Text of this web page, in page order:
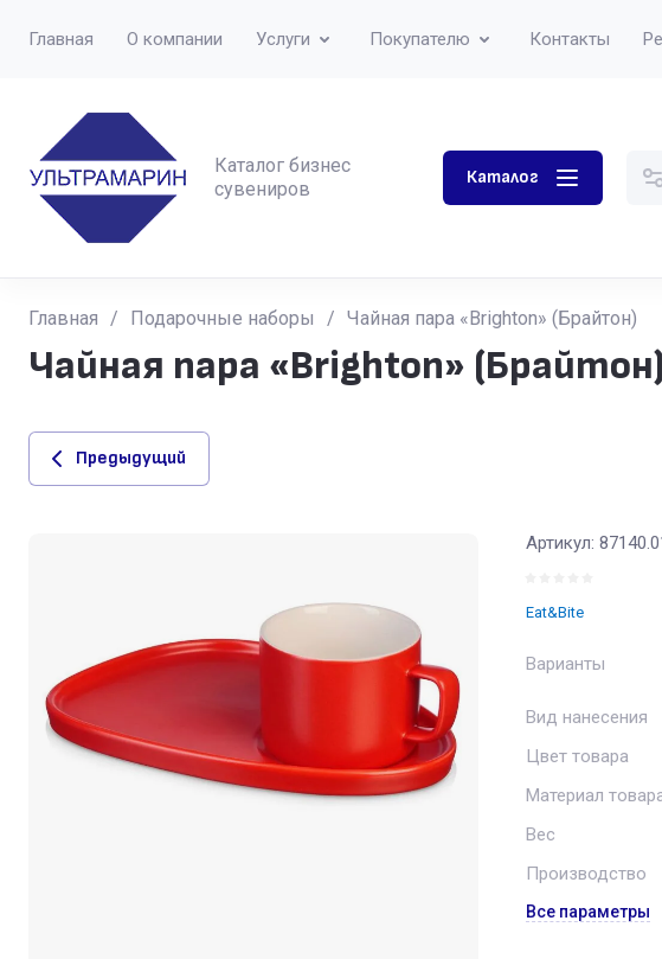
Главная О компании Услуги Покупателю Контакты
Каталог бизнес
сувениров
Каталог
Главная / Подарочные наборы / Чайная пара «Brighton» (Брайтон)
Чайная пара «Brighton» (Брайтон)
Предыдущий
Артикул:
Eat&Bite
Варианты
Вид нанесения
Цвет товара
Материал
Вес
Производство
Все параметры